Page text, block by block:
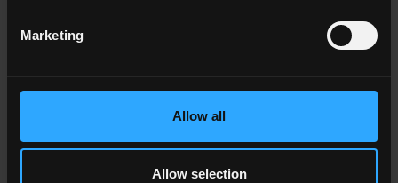
Marketing
Allow all
Allow selection
Ristrutturare l’abitazione per poter immaginare di vivere in
pareti con mattoncini a vista, grandi finestroni e qualche
Il moderno pavimento effetto cemento